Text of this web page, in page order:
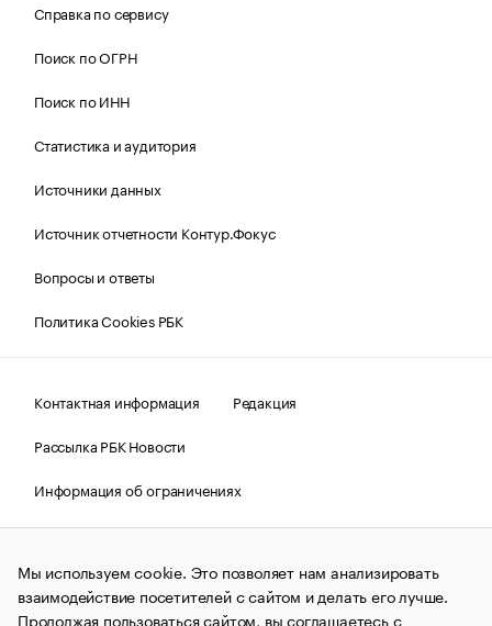
Справка по сервису
Поиск по ОГРН
Поиск по ИНН
Статистика и аудитория
Источники данных
Источник отчетности Контур.Фокус
Вопросы и ответы
Политика Cookies РБК
Контактная информация
Редакция
Рассылка РБК Новости
Информация об ограничениях
Правовая информация
О соблюдении авторских прав
© АО «РОСБИЗНЕСКОНСАЛТИНГ»,1995–2026.Сообщения
и материалы информационного агентства «РБК»
(зарегистрировано Федеральной службой по надзору в сфере
Мы используем cookie. Это позволяет нам анализировать
взаимодействие посетителей с сайтом и делать его лучше.
Продолжая пользоваться сайтом, вы соглашаетесь с